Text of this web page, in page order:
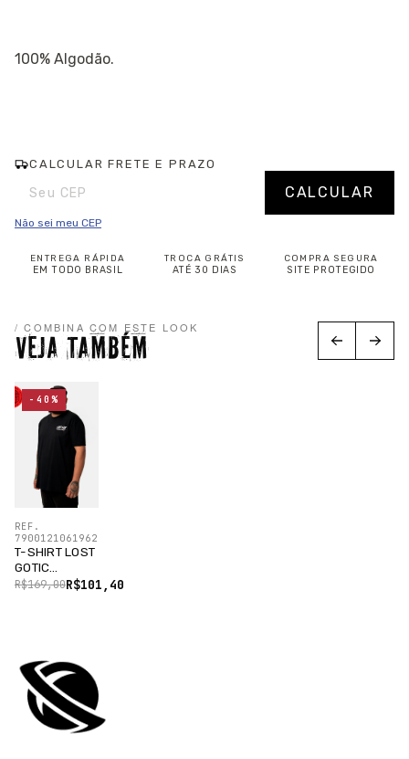
100% Algodão.
CALCULAR FRETE E PRAZO
Entregas para o CEP: Alterar CEP
CALCULAR
Não sei meu CEP
ENTREGA RÁPIDA
EM TODO BRASIL
TROCA GRÁTIS
ATÉ 30 DIAS
COMPRA SEGURA
SITE PROTEGIDO
/ COMBINA COM ESTE LOOK
VEJA TAMBÉM
T-SHIRT LOST
GOTIC
OVERSIZEDR$101,40
R$169,00
REF.
7900121061962
-40%